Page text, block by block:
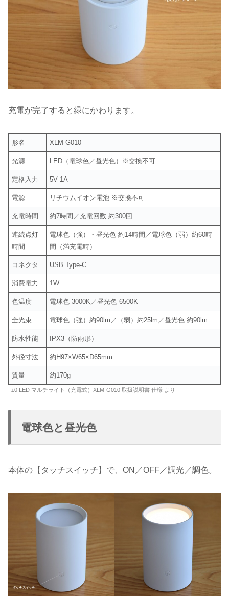
充電が完了すると緑にかわります。
形名 XLM-G010
光源 LED（電球色／昼光色）※交換不可
定格入力 5V 1A
電源 リチウムイオン電池 ※交換不可
充電時間 約7時間／充電回数 約300回
連続点灯
時間
電球色（強）・昼光色 約14時間／電球色（弱）約60時
間（満充電時）
コネクタ USB Type-C
消費電力 1W
色温度 電球色 3000K／昼光色 6500K
全光束 電球色（強）約90lm／（弱）約25lm／昼光色 約90lm
防水性能 IPX3（防雨形）
外径寸法 約H97×W65×D65mm
質量 約170g
±0 LED マルチライト（充電式）XLM-G010 取扱説明書 仕様 より
電球色と昼光色
本体の【タッチスイッチ】で、ON／OFF／調光／調色。